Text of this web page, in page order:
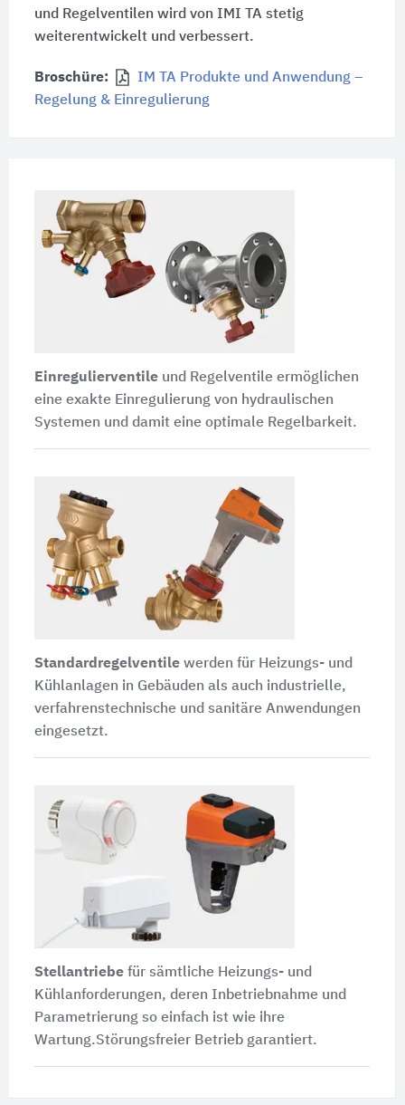
und Regelventilen wird von IMI TA stetig
weiterentwickelt und verbessert.
Broschüre:
IM TA Produkte und Anwendung –
Regelung & Einregulierung
Einregulierventileund Regelventile ermöglichen
eine exakte Einregulierung von hydraulischen
Systemen und damit eine optimale Regelbarkeit.
Standardregelventilewerden für Heizungs- und
Kühlanlagen in Gebäuden als auch industrielle,
verfahrenstechnische und sanitäre Anwendungen
eingesetzt.
Stellantriebefür sämtliche Heizungs- und
Kühlanforderungen, deren Inbetriebnahme und
Parametrierung so einfach ist wie ihre
Wartung.Störungsfreier Betrieb garantiert.